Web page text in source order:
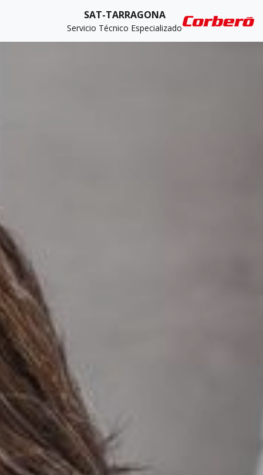
SAT-TARRAGONA
Servicio Técnico Especializado